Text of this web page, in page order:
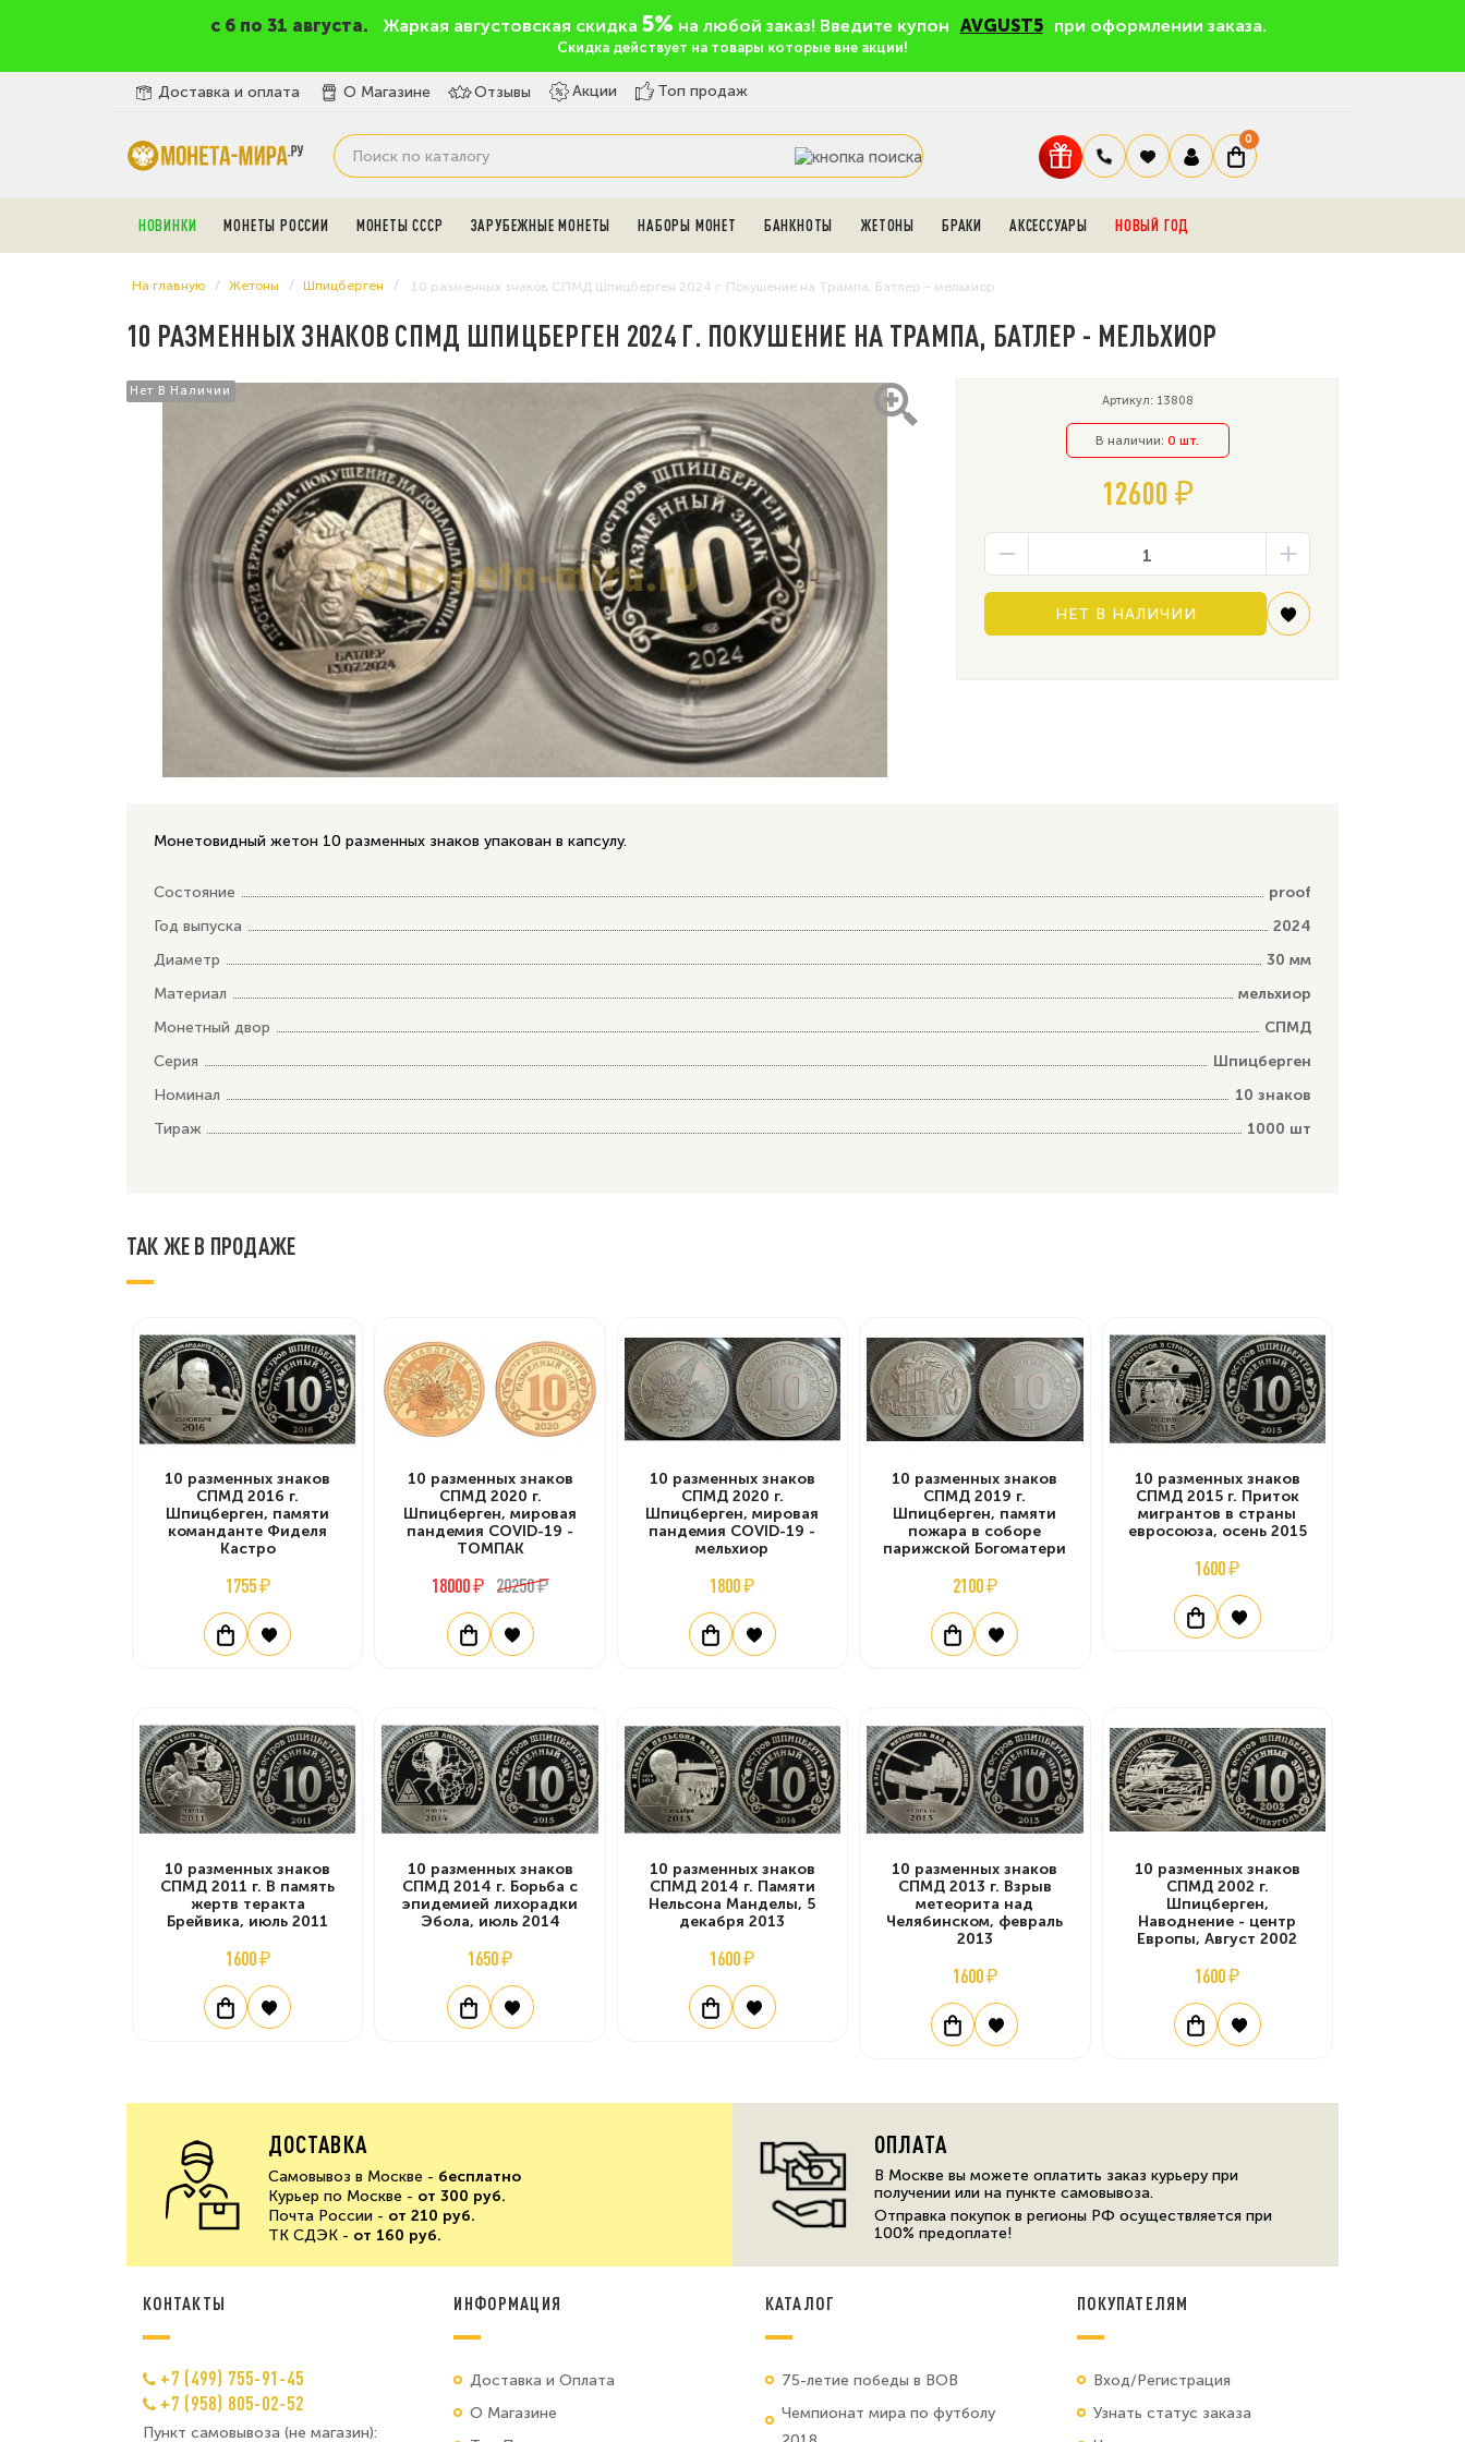
c 6 по 31 августа. Жаркая августовская скидка 5% на любой заказ! Введите купон AVGUST5 при оформлении заказа.
Скидка действует на товары которые вне акции!
Доставка и оплата О Магазине Отзывы Акции Топ продаж
0
НОВИНКИ МОНЕТЫ РОССИИ МОНЕТЫ СССР ЗАРУБЕЖНЫЕ МОНЕТЫ НАБОРЫ МОНЕТ БАНКНОТЫ ЖЕТОНЫ БРАКИ АКСЕССУАРЫ НОВЫЙ ГОД
На главную Жетоны Шпицберген 10 разменных знаков СПМД Шпицберген 2024 г. Покушение на Трампа, Батлер - мельхиор
10 РАЗМЕННЫХ ЗНАКОВ СПМД ШПИЦБЕРГЕН 2024 Г. ПОКУШЕНИЕ НА ТРАМПА, БАТЛЕР - МЕЛЬХИОР
Нет В Наличии
Нет В Наличии
Артикул: 13808
В наличии:0 шт.
12600 ₽
НЕТ В НАЛИЧИИ
Монетовидный жетон 10 разменных знаков упакован в капсулу.
Состояние
proof
Год выпуска
2024
Диаметр
30 мм
Материал
мельхиор
Монетный двор
СПМД
Серия
Шпицберген
Номинал
10 знаков
Тираж
1000 шт
ТАК ЖЕ В ПРОДАЖЕ
10 разменных знаков
СПМД 2016 г.
Шпицберген, памяти
команданте Фиделя
Кастро
1755 ₽
10 разменных знаков
СПМД 2020 г.
Шпицберген, мировая
пандемия COVID-19 -
ТОМПАК
18000 ₽ 20250 ₽
10 разменных знаков
СПМД 2020 г.
Шпицберген, мировая
пандемия COVID-19 -
мельхиор
1800 ₽
10 разменных знаков
СПМД 2019 г.
Шпицберген, памяти
пожара в соборе
парижской Богоматери
2100 ₽
10 разменных знаков
СПМД 2015 г. Приток
мигрантов в страны
евросоюза, осень 2015
1600 ₽
10 разменных знаков
СПМД 2011 г. В память
жертв теракта
Брейвика, июль 2011
1600 ₽
10 разменных знаков
СПМД 2014 г. Борьба с
эпидемией лихорадки
Эбола, июль 2014
1650 ₽
10 разменных знаков
СПМД 2014 г. Памяти
Нельсона Манделы, 5
декабря 2013
1600 ₽
10 разменных знаков
СПМД 2013 г. Взрыв
метеорита над
Челябинском, февраль
2013
1600 ₽
10 разменных знаков
СПМД 2002 г.
Шпицберген,
Наводнение - центр
Европы, Август 2002
1600 ₽
ДОСТАВКА
Самовывоз в Москве - бесплатно
Курьер по Москве - от 300 руб.
Почта России - от 210 руб.
ТК СДЭК - от 160 руб.
ОПЛАТА
В Москве вы можете оплатить заказ курьеру при
получении или на пункте самовывоза.
Отправка покупок в регионы РФ осуществляется при
100% предоплате!
КОНТАКТЫ
+7 (499) 755-91-45
+7 (958) 805-02-52
Пункт самовывоза (не магазин):
ИНФОРМАЦИЯ
Доставка и Оплата
О Магазине
КАТАЛОГ
75-летие победы в ВОВ
Чемпионат мира по футболу
ПОКУПАТЕЛЯМ
Вход/Регистрация
Узнать статус заказа